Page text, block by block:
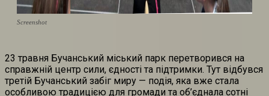
Screenshot
23 травня Бучанський міський парк перетворився на
справжній центр сили, єдності та підтримки. Тут відбувся
третій Бучанський забіг миру — подія, яка вже стала
особливою традицією для громади та об’єднала сотні